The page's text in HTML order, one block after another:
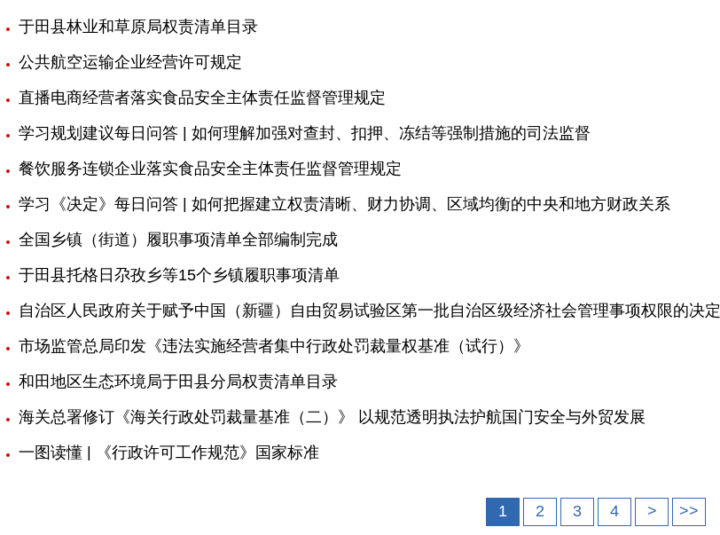
于田县林业和草原局权责清单目录
公共航空运输企业经营许可规定
直播电商经营者落实食品安全主体责任监督管理规定
学习规划建议每日问答 | 如何理解加强对查封、扣押、冻结等强制措施的司法监督
餐饮服务连锁企业落实食品安全主体责任监督管理规定
学习《决定》每日问答 | 如何把握建立权责清晰、财力协调、区域均衡的中央和地方财政关系
全国乡镇（街道）履职事项清单全部编制完成
于田县托格日尕孜乡等15个乡镇履职事项清单
自治区人民政府关于赋予中国（新疆）自由贸易试验区第一批自治区级经济社会管理事项权限的决定
市场监管总局印发《违法实施经营者集中行政处罚裁量权基准（试行）》
和田地区生态环境局于田县分局权责清单目录
海关总署修订《海关行政处罚裁量基准（二）》 以规范透明执法护航国门安全与外贸发展
一图读懂 | 《行政许可工作规范》国家标准
1 2 3 4 > >>